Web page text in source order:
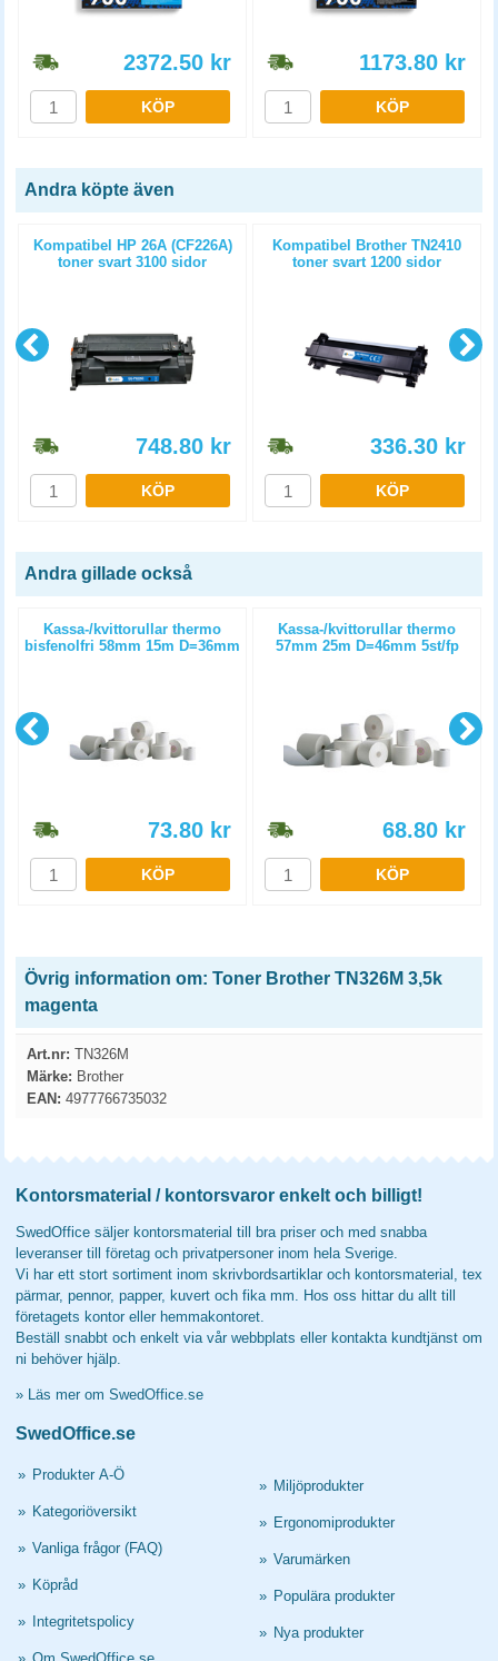
2372.50 kr
KÖP
1173.80 kr
KÖP
Andra köpte även
Kompatibel HP 26A (CF226A)
toner svart 3100 sidor
748.80 kr
KÖP
Kompatibel Brother TN2410
toner svart 1200 sidor
336.30 kr
KÖP
Andra gillade också
Kassa-/kvittorullar thermo
bisfenolfri 58mm 15m D=36mm
73.80 kr
KÖP
Kassa-/kvittorullar thermo
57mm 25m D=46mm 5st/fp
68.80 kr
KÖP
Övrig information om: Toner Brother TN326M 3,5k
magenta
Art.nr: TN326M
Märke: Brother
EAN: 4977766735032
Kontorsmaterial / kontorsvaror enkelt och billigt!
SwedOffice säljer kontorsmaterial till bra priser och med snabba
leveranser till företag och privatpersoner inom hela Sverige.
Vi har ett stort sortiment inom skrivbordsartiklar och kontorsmaterial, tex
pärmar, pennor, papper, kuvert och fika mm. Hos oss hittar du allt till
företagets kontor eller hemmakontoret.
Beställ snabbt och enkelt via vår webbplats eller kontakta kundtjänst om
ni behöver hjälp.
» Läs mer om SwedOffice.se
SwedOffice.se
» Produkter A-Ö
» Kategoriöversikt
» Vanliga frågor (FAQ)
» Köpråd
» Integritetspolicy
» Miljöprodukter
» Ergonomiprodukter
» Varumärken
» Populära produkter
» Nya produkter